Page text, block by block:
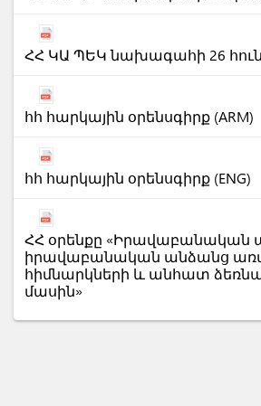
ՀՀ ԿԱ ՊԵԿ նախագահի 26
հհ հարկային օրենսգիրք (ARM)
հհ հարկային օրենսգիրք (ENG)
ՀՀ օրենքը
իրավաբանական անձանց
հիմնարկների և անհատ
մասին»